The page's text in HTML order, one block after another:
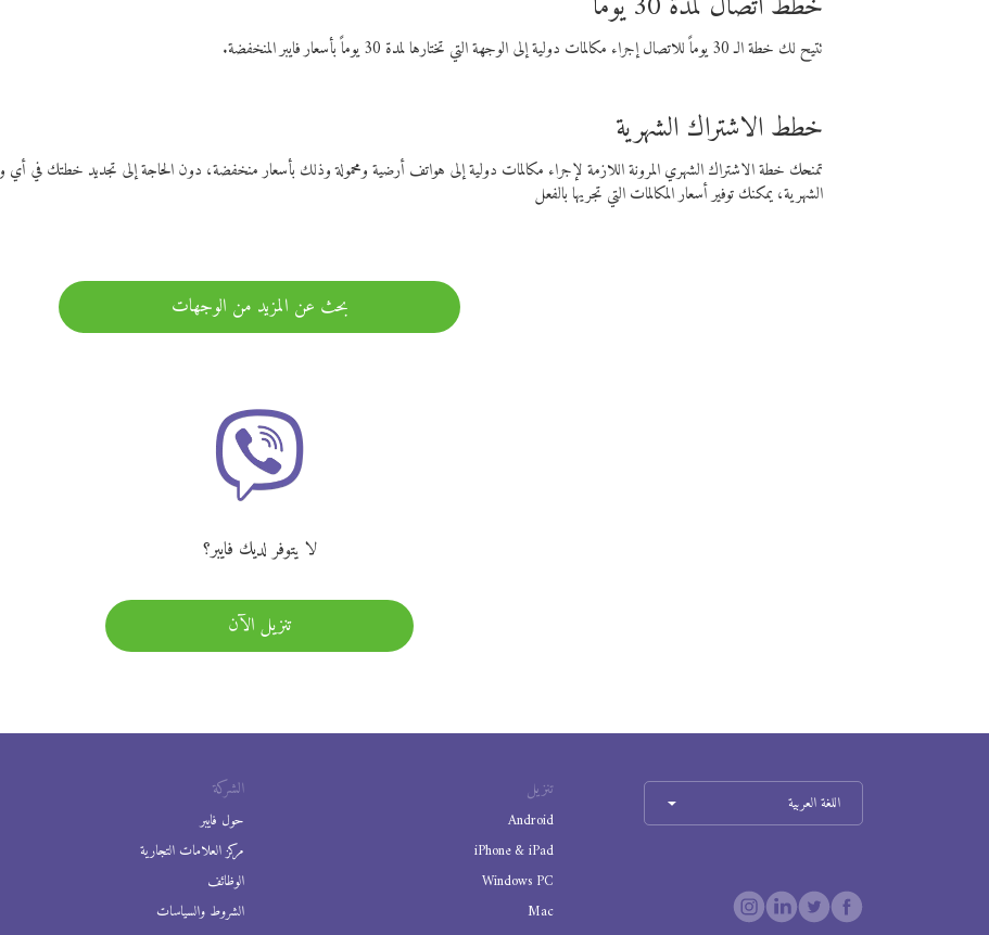
تتيح لك خطة الـ 30 يوماً للاتصال إجراء مكالمات دولية إلى الوجهة التي تختارها لمدة 30 يوماً بأسعار فايبر المنخفضة.
خطط الاشتراك الشهرية
تمنحك خطة الاشتراك الشهري المرونة اللازمة لإجراء مكالمات دولية إلى هواتف أرضية ومحمولة وذلك بأسعار منخفضة، دون الحاجة إلى تجديد خطتك
الشهرية، يمكنك توفير أسعار المكالمات التي تجريها بالفعل
بحث عن المزيد من الوجهات
لا يتوفر لديك فايبر؟
تنزيل الآن
الشركة
حول فايبر
مركز العلامات التجارية
الوظائف
الشروط والسياسات
تنزيل
Android
iPhone & iPad
Windows PC
Mac
اللغة العربية